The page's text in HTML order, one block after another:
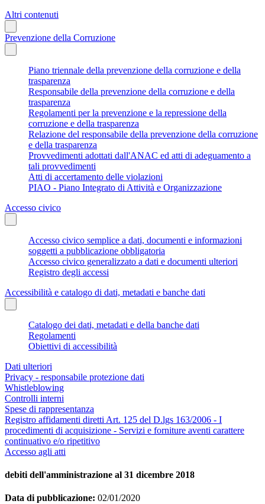
Altri contenuti
Prevenzione della Corruzione
Piano triennale della prevenzione della corruzione e della
trasparenza
Responsabile della prevenzione della corruzione e della
trasparenza
Regolamenti per la prevenzione e la repressione della
corruzione e della trasparenza
Relazione del responsabile della prevenzione della corruzione
e della trasparenza
Provvedimenti adottati dall'ANAC ed atti di adeguamento a
tali provvedimenti
Atti di accertamento delle violazioni
PIAO - Piano Integrato di Attività e Organizzazione
Accesso civico
Accesso civico semplice a dati, documenti e informazioni
soggetti a pubblicazione obbligatoria
Accesso civico generalizzato a dati e documenti ulteriori
Registro degli accessi
Accessibilità e catalogo di dati, metadati e banche dati
Catalogo dei dati, metadati e della banche dati
Regolamenti
Obiettivi di accessibilità
Dati ulteriori
Privacy - responsabile protezione dati
Whistleblowing
Controlli interni
Spese di rappresentanza
Registro affidamenti diretti Art. 125 del D.lgs 163/2006 - I
procedimenti di acquisizione - Servizi e forniture aventi carattere
continuativo e/o ripetitivo
Accesso agli atti
debiti dell'amministrazione al 31 dicembre 2018
Data di pubblicazione: 02/01/2020